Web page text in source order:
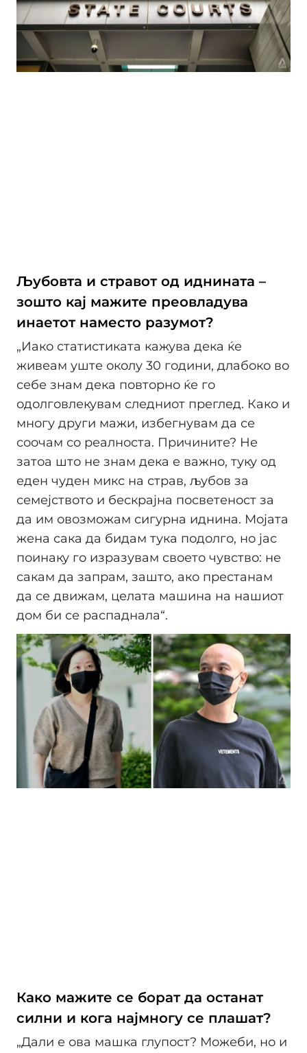
Љубовта и стравот од иднината –
зошто кај мажите преовладува
инаетот наместо разумот?
„Иако статистиката кажува дека ќе
живеам уште околу 30 години, длабоко во
себе знам дека повторно ќе го
одолговлекувам следниот преглед. Како и
многу други мажи, избегнувам да се
соочам со реалноста. Причините? Не
затоа што не знам дека е важно, туку од
еден чуден микс на страв, љубов за
семејството и бескрајна посветеност за
да им овозможам сигурна иднина. Мојата
жена сака да бидам тука подолго, но јас
поинаку го изразувам своето чувство: не
сакам да запрам, зашто, ако престанам
да се движам, целата машина на нашиот
дом би се распаднала“.
Како мажите се борат да останат
силни и кога најмногу се плашат?
„Дали е ова машка глупост? Можеби, но и